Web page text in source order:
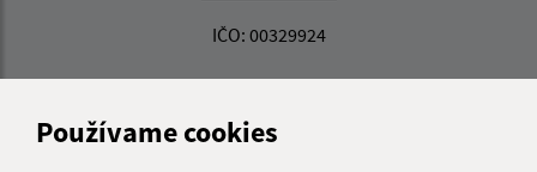
Používame cookies
IČO: 00329924